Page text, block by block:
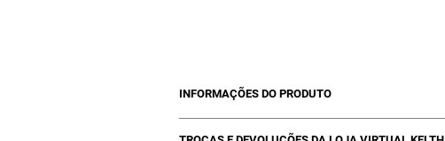
INFORMAÇÕES DO PRODUTO